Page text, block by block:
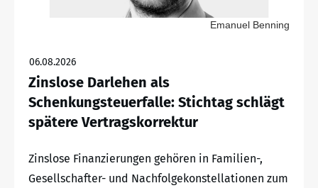
Emanuel Benning
06.08.2026
Zinslose Darlehen als
Schenkungsteuerfalle: Stichtag schlägt
spätere Vertragskorrektur
Zinslose Finanzierungen gehören in Familien-,
Gesellschafter- und Nachfolgekonstellationen zum